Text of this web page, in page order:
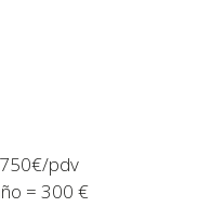
pdv
= 300 €